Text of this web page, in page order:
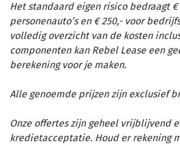
Het standaard eigen risico bedraagt €
personenauto’s en € 250,- voor
volledig overzicht van de kosten
componenten kan Rebel Lease een
berekening voor je maken.
Alle genoemde prijzen zijn exclusief
Onze offertes zijn geheel vrijblijvend
kredietacceptatie. Houd er rekening